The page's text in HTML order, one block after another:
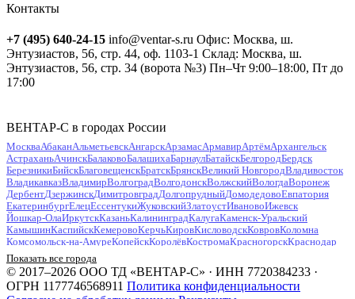
Контакты
+7 (495) 640-24-15 info@ventar-s.ru Офис: Москва, ш.
Энтузиастов, 56, стр. 44, оф. 1103-1 Склад: Москва, ш.
Энтузиастов, 56, стр. 34 (ворота №3) Пн–Чт 9:00–18:00, Пт до
17:00
ВЕНТАР-С в городах России
МоскваАбаканАльметьевскАнгарскАрзамасАрмавирАртёмАрхангельск
АстраханьАчинскБалаковоБалашихаБарнаулБатайскБелгородБердск
БерезникиБийскБлаговещенскБратскБрянскВеликий НовгородВладивосток
ВладикавказВладимирВолгоградВолгодонскВолжскийВологдаВоронеж
ДербентДзержинскДимитровградДолгопрудныйДомодедовоЕвпатория
ЕкатеринбургЕлецЕссентукиЖуковскийЗлатоустИвановоИжевск
Йошкар-ОлаИркутскКазаньКалининградКалугаКаменск-Уральский
КамышинКаспийскКемеровоКерчьКировКисловодскКовровКоломна
Комсомольск-на-АмуреКопейскКоролёвКостромаКрасногорскКраснодар
Красноярск
МахачкалаМиассМурманск МуромМытищи Набережные ЧелныНальчик
Находка
Невинномысск Нефтекамск НефтеюганскНижневартовскНижнекамск
Нижний НовгородНижний ТагилНовокузнецкНовокуйбышевск
Показать все города
© 2017–2026 ООО ТД «ВЕНТАР-С» · ИНН 7720384233 ·
ОГРН 1177746568911 Политика конфиденциальности